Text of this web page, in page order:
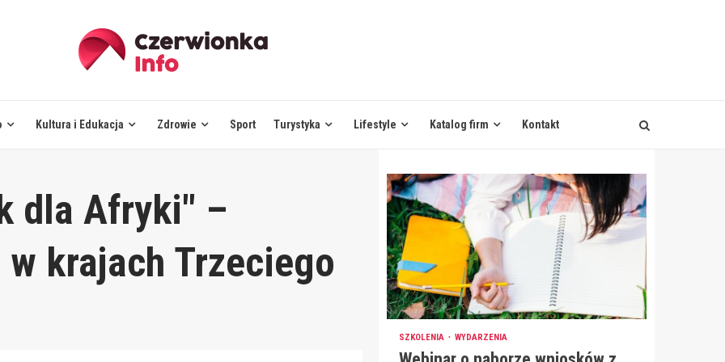
Kultura i Edukacja Zdrowie Sport Turystyka Lifestyle Katalog firm Kontakt
dla Afryki" –
krajach Trzeciego
SZKOLENIA WYDARZENIA